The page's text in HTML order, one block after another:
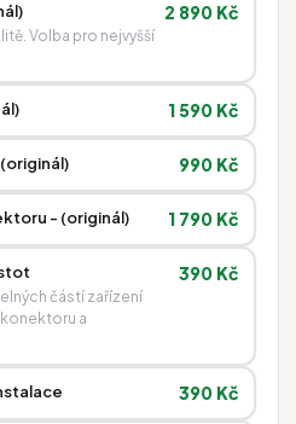
Volba pro nejvyšší
2 890 Kč
1 590 Kč
990 Kč
- (originál) 1 790 Kč
částí zařízení
a
390 Kč
390 Kč